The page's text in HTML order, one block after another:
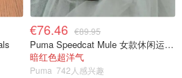
€76.46 €89.95
Puma Speedcat Mule 女款休闲运动鞋
暗红色超洋气
Puma 742人感兴趣